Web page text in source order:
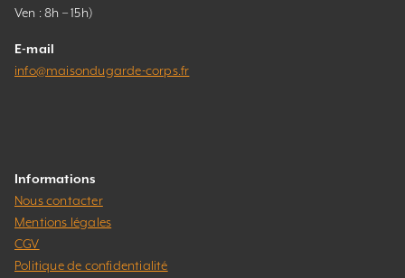
Ven : 8h – 15h)
E-mail
info@maisondugarde-corps.fr
Informations
Nous contacter
Mentions légales
CGV
Politique de confidentialité